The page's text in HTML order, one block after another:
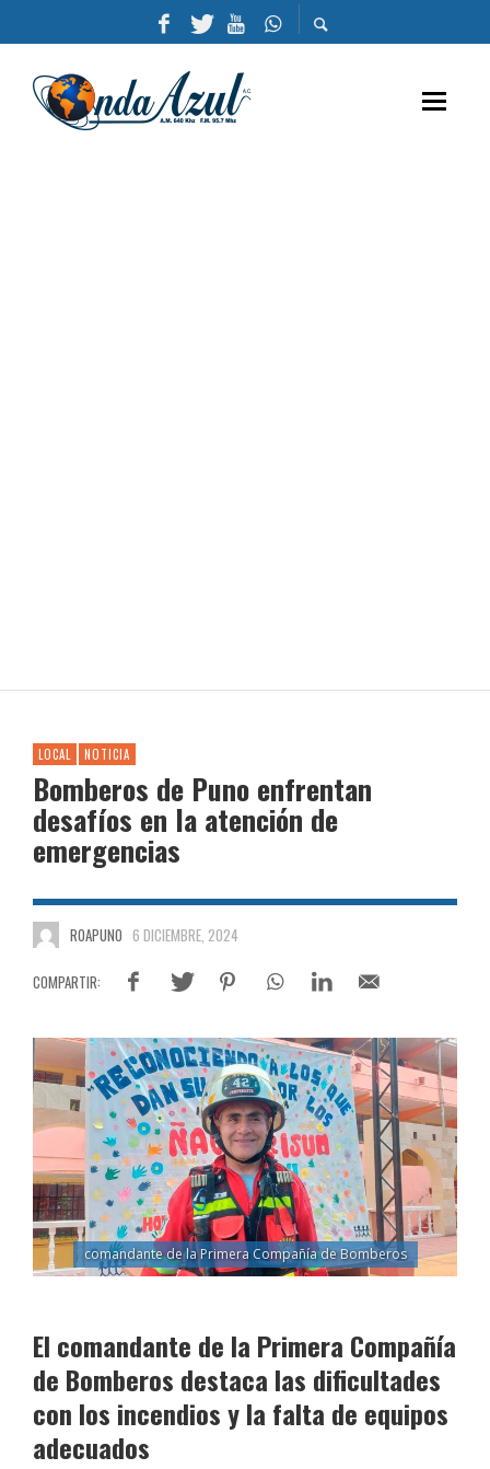
LOCAL NOTICIA
Bomberos de Puno enfrentan
desafíos en la atención de
emergencias
ROAPUNO 6 DICIEMBRE, 2024
comandante de la Primera Compañía de Bomberos
El comandante de la Primera Compañía
de Bomberos destaca las dificultades
con los incendios y la falta de equipos
adecuados